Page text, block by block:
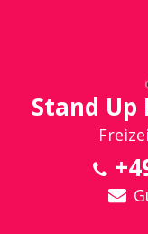
Stand